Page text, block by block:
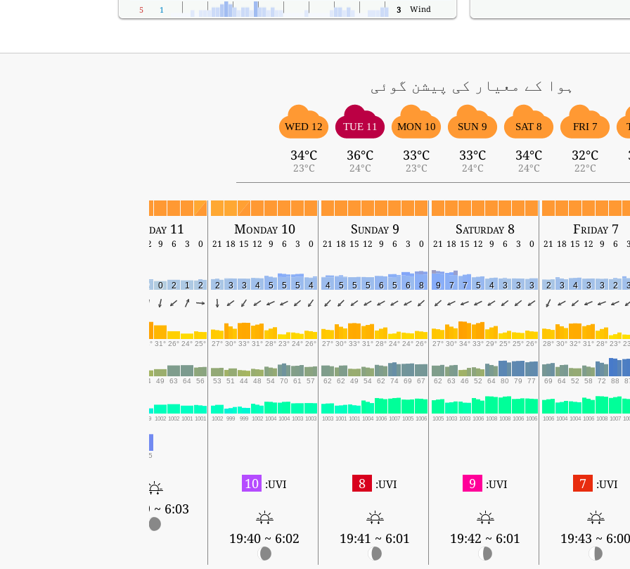
Wind
3
1
5
ہوا کے معیار کی پیشن گوئی
FRI 7
32°C
22°C
SAT 8
34°C
24°C
SUN 9
33°C
24°C
MON 10
33°C
23°C
TUE 11
36°C
24°C
WED 12
34°C
23°C
Friday 7
Saturday 8
Sunday 9
Monday 10
Tuesday 11
3
6
9
12
15
18
21
0
3
6
9
12
15
18
21
0
3
6
9
12
15
18
21
0
3
6
9
12
15
18
21
0
3
6
9
12
2
3
3
4
3
2
3
3
3
4
5
7
7
9
8
6
5
6
5
5
5
4
4
5
5
5
4
3
3
2
2
1
2
0
2
23°
28°
31°
32°
30°
28°
26°
25°
25°
29°
33°
34°
30°
27°
26°
24°
24°
28°
31°
33°
30°
27°
26°
24°
23°
28°
31°
33°
30°
27°
25°
24°
26°
31°
34°
88
72
58
52
64
69
77
79
80
64
52
46
63
62
67
69
74
62
54
49
62
62
57
61
70
54
48
44
51
53
56
64
63
49
44
1007
1008
1006
1004
1004
1006
1006
1006
1008
1008
1006
1003
1003
1005
1006
1005
1007
1006
1004
1001
1001
1003
1003
1003
1004
1004
1002
999
999
1002
1001
1001
1002
1002
999
0.5
UVI:
7
6:00 ~ 19:43
UVI:
9
6:01 ~ 19:42
UVI:
8
6:01 ~ 19:41
UVI:
10
6:02 ~ 19:40
6:03 ~ 19:39